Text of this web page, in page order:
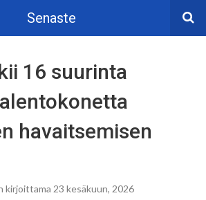
Senaste
16 suurinta
havaitsemisen
kirjoittama 23 kesäkuun, 2026